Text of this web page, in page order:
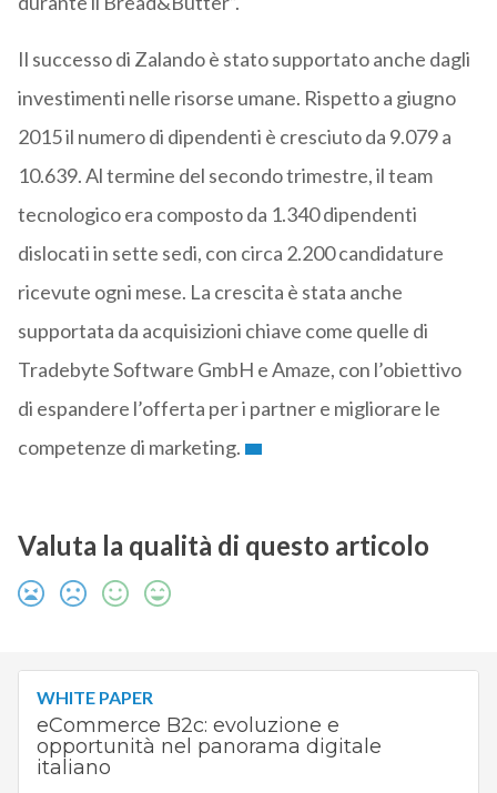
Il successo di Zalando è stato supportato anche dagli
investimenti nelle risorse umane. Rispetto a giugno
2015 il numero di dipendenti è cresciuto da 9.079 a
10.639. Al termine del secondo trimestre, il team
tecnologico era composto da 1.340 dipendenti
dislocati in sette sedi, con circa 2.200 candidature
ricevute ogni mese. La crescita è stata anche
supportata da acquisizioni chiave come quelle di
Tradebyte Software GmbH e Amaze, con l’obiettivo
di espandere l’offerta per i partner e migliorare le
competenze di marketing.
Valuta la qualità di questo articolo
WHITE PAPER
eCommerce B2c: evoluzione e
opportunità nel panorama digitale
italiano